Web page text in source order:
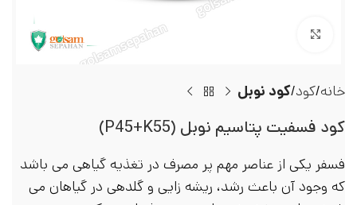
خانه کود کود نوبل
کود فسفیت پتاسیم نوبل (P45+K55)
فسفر یکی از عناصر مهم پر مصرف در تغذیه گیاهی می باشد
که وجود آن باعث رشد، ریشه زایی و گلدهی در گیاهان می